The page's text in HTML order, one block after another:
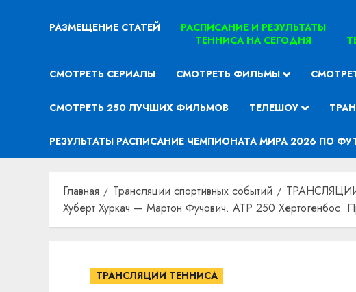
РАЗМЕЩЕНИЕ СТАТЕЙ
РАСПИСАНИЕ И РЕЗУЛЬТАТЫ
ТЕННИСА НА СЕГОДНЯ
СМОТРЕТЬ СЕРИАЛЫ СМОТРЕТЬ ФИЛЬМЫ
СМОТРЕТЬ 250 ЛУЧШИХ ФИЛЬМОВ ТЕЛЕШОУ
РЕЗУЛЬТАТЫ РАСПИСАНИЕ ЧЕМПИОНАТА МИРА 2026 ПО
Главная Трансляции спортивных событий
Хуберт Хуркач — Мартон Фучович. ATP 250 Хертогенбос.
ТРАНСЛЯЦИИ ТЕННИСА